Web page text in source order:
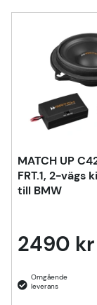
MATCH UP
FRT.1, 2-vägs
till BMW
2490 kr